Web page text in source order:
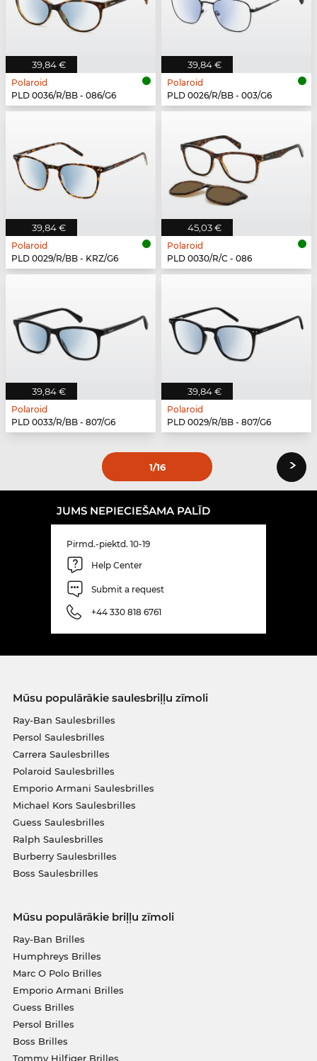
39,84 €
Polaroid
PLD 0036/R/BB - 086/G6
39,84 €
Polaroid
PLD 0026/R/BB - 003/G6
39,84 €
Polaroid
PLD 0029/R/BB - KRZ/G6
45,03 €
Polaroid
PLD 0030/R/C - 086
39,84 €
Polaroid
PLD 0033/R/BB - 807/G6
39,84 €
Polaroid
PLD 0029/R/BB - 807/G6
1/16 ›
JUMS NEPIECIEŠAMA PALĪD
Pirmd.-piektd. 10-19
Help Center
Submit a request
+44 330 818 6761
Mūsu populārākie saulesbriļļu zīmoli
Ray-Ban Saulesbrilles
Persol Saulesbrilles
Carrera Saulesbrilles
Polaroid Saulesbrilles
Emporio Armani Saulesbrilles
Michael Kors Saulesbrilles
Guess Saulesbrilles
Ralph Saulesbrilles
Burberry Saulesbrilles
Boss Saulesbrilles
Mūsu populārākie briļļu zīmoli
Ray-Ban Brilles
Humphreys Brilles
Marc O Polo Brilles
Emporio Armani Brilles
Guess Brilles
Persol Brilles
Boss Brilles
Tommy Hilfiger Brilles